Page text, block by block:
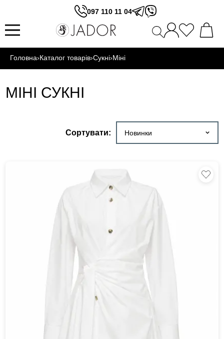
097 110 11 04
Головна›Каталог товарів›Сукні›Міні
МІНІ СУКНІ
Сортувати: Новинки